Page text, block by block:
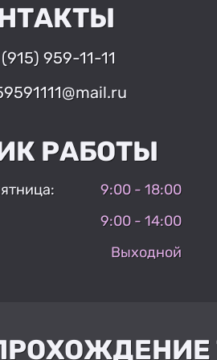
959-11-11
РАБОТЫ
9:00 - 18:00
9:00 - 14:00
Выходной